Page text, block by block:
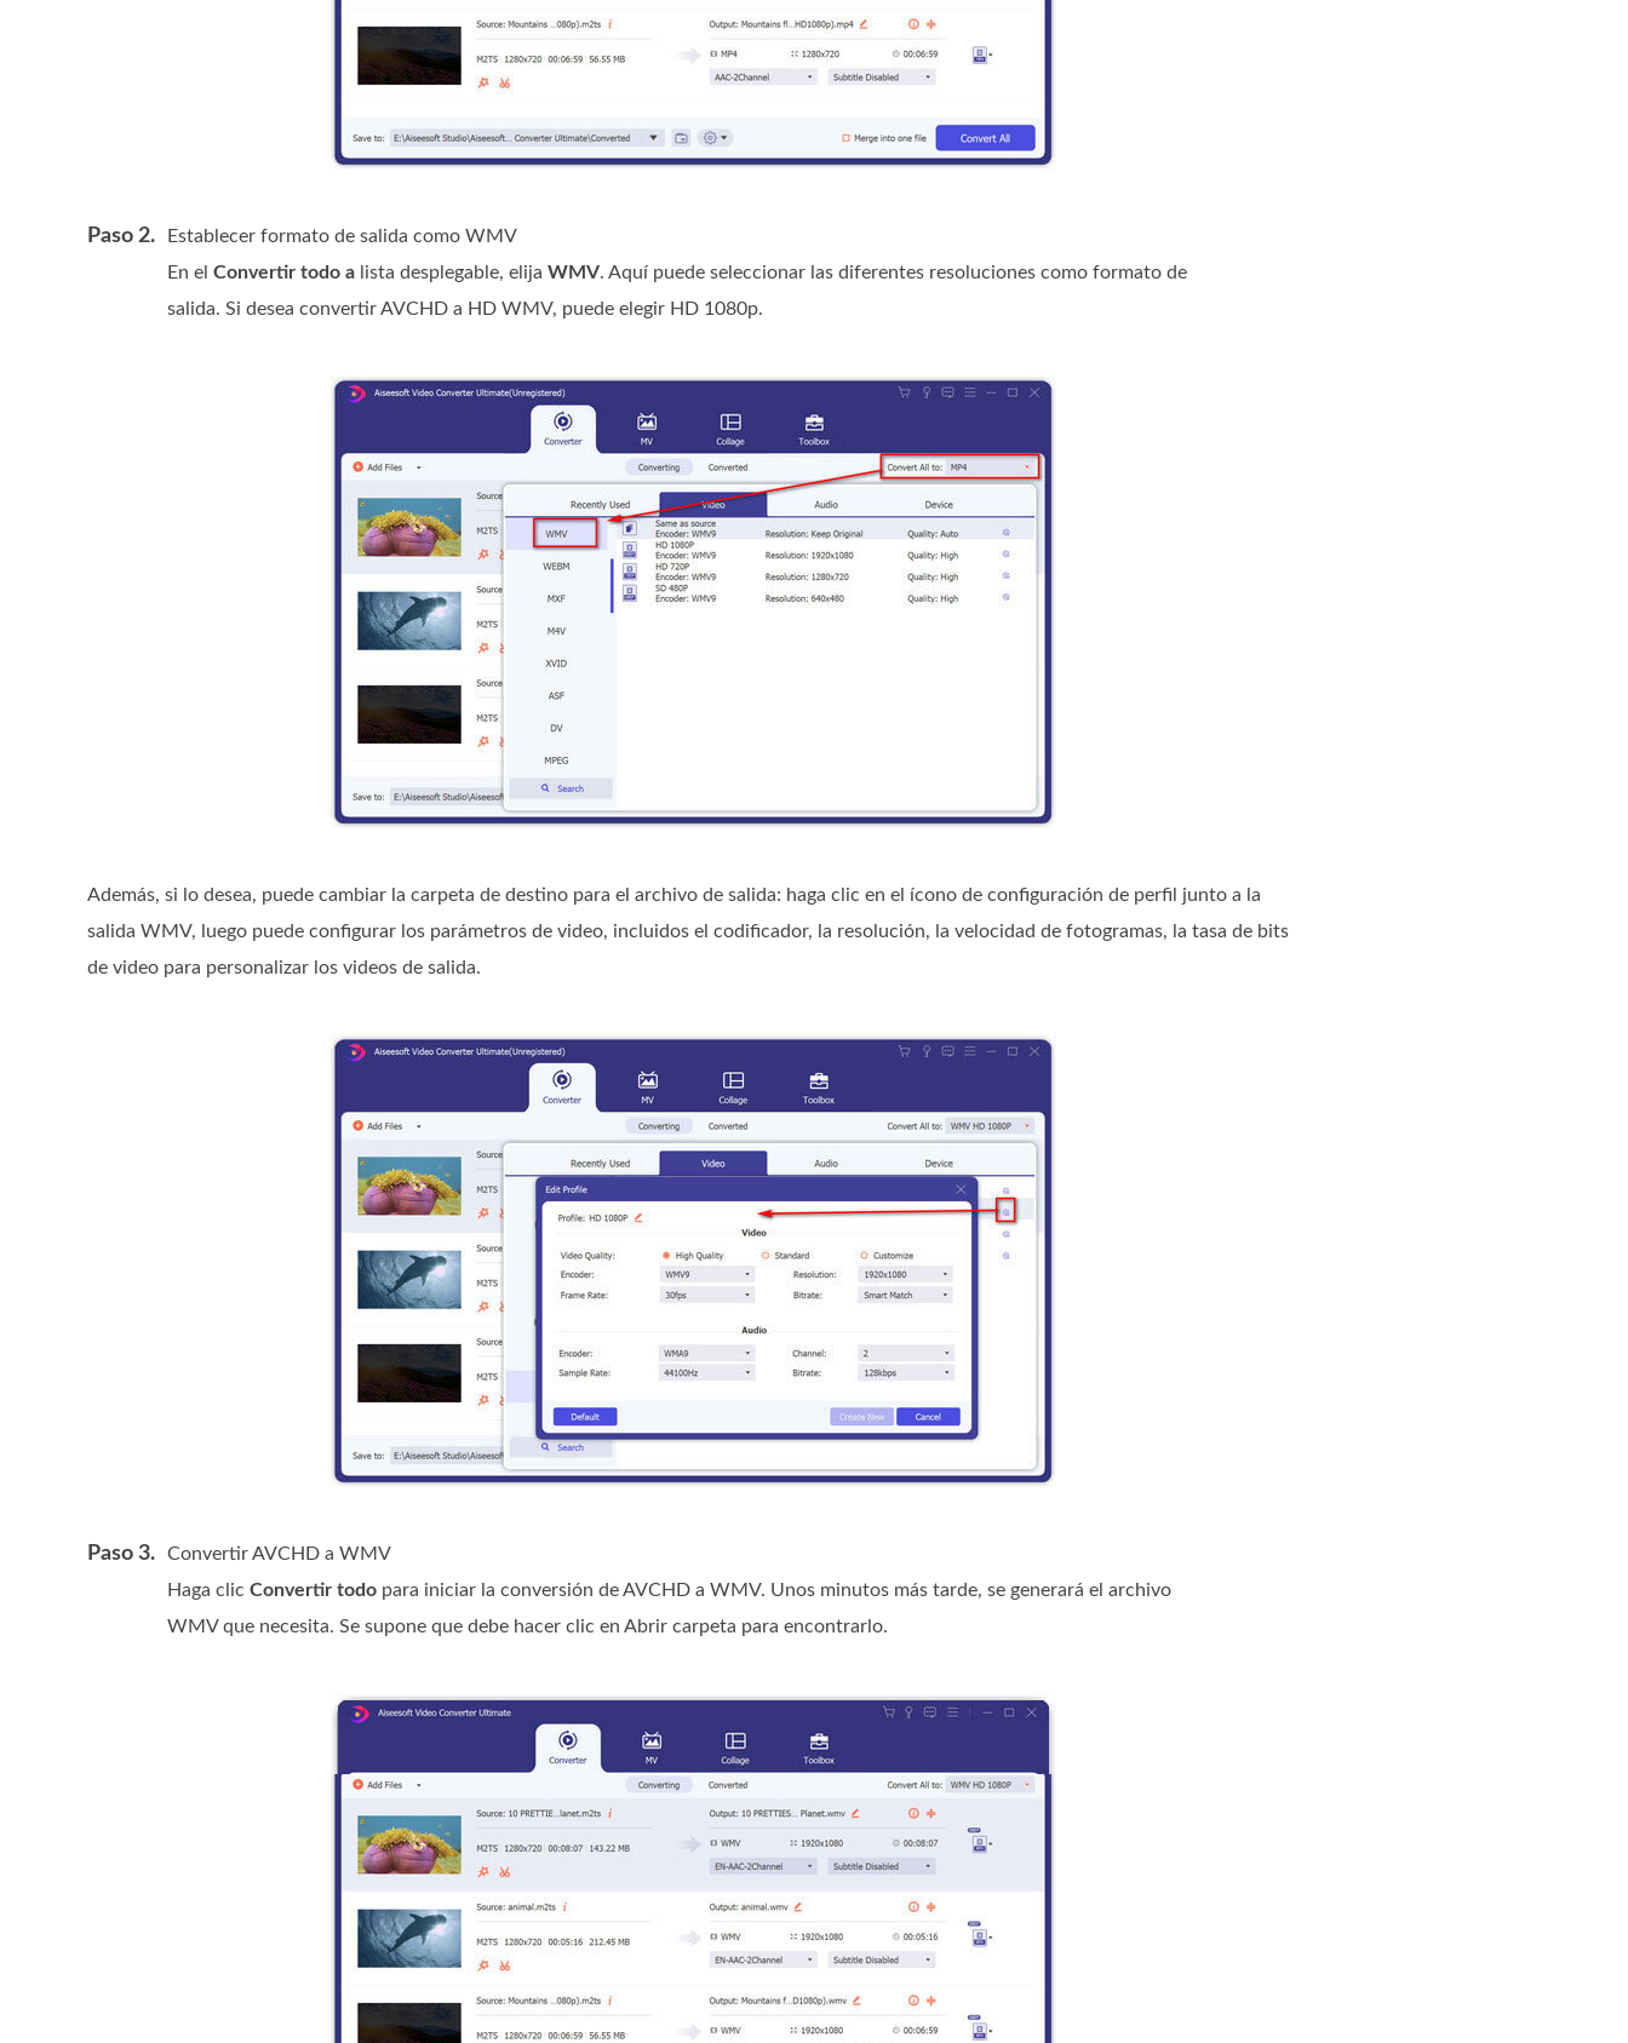
Paso 2.
Establecer formato de salida como WMV
En el Convertir todo a lista desplegable, elija WMV. Aquí puede seleccionar las diferentes resoluciones como formato de
salida. Si desea convertir AVCHD a HD WMV, puede elegir HD 1080p.
Además, si lo desea, puede cambiar la carpeta de destino para el archivo de salida: haga clic en el ícono de configuración de perfil junto a la
salida WMV, luego puede configurar los parámetros de video, incluidos el codificador, la resolución, la velocidad de fotogramas, la tasa de bits
de video para personalizar los videos de salida.
Paso 3.
Convertir AVCHD a WMV
Haga clic Convertir todo para iniciar la conversión de AVCHD a WMV. Unos minutos más tarde, se generará el archivo
WMV que necesita. Se supone que debe hacer clic en Abrir carpeta para encontrarlo.